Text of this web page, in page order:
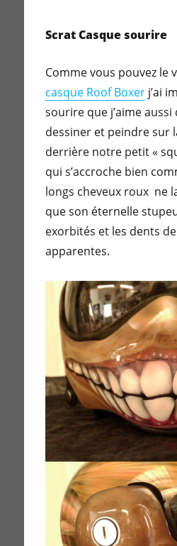
Scrat Casque sourire
Comme vous pouvez le
casque Roof Boxer j’ai
sourire que j’aime
dessiner et peindre sur
derrière notre petit «
qui s’accroche bien
longs cheveux roux ne
que son éternelle
exorbités et les dents
apparentes.